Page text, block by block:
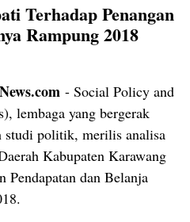
Terhadap Penangan
Rampung 2018
- Social Policy and
lembaga yang bergerak
studi politik, merilis analisa
Kabupaten Karawang
dan Belanja